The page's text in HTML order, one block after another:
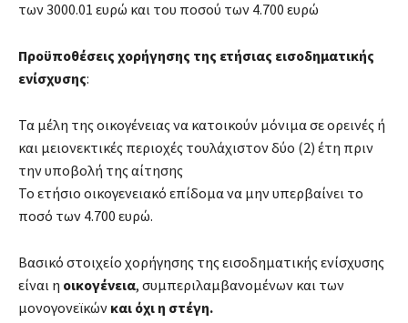
των 3000.01 ευρώ και του ποσού των 4.700 ευρώ
Προϋποθέσεις χορήγησης της ετήσιας εισοδηματικής
ενίσχυσης:
Τα μέλη της οικογένειας να κατοικούν μόνιμα σε ορεινές ή
και μειονεκτικές περιοχές τουλάχιστον δύο (2) έτη πριν
την υποβολή της αίτησης
Το ετήσιο οικογενειακό επίδομα να μην υπερβαίνει το
ποσό των 4.700 ευρώ.
Βασικό στοιχείο χορήγησης της εισοδηματικής ενίσχυσης
είναι η οικογένεια, συμπεριλαμβανομένων και των
μονογονεϊκώνκαι όχι η στέγη.